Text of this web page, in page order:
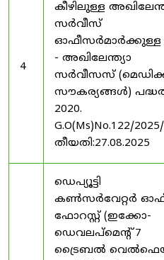
4
കീഴിലുള്ള
സർവീസ്
ഓഫീസർമാർക്കുള്ള
- അഖിലേന്ത്യാ
സർവീസസ്
സൗകര്യങ്ങൾ)
2020.
G.O(Ms)No.122/
തീയതി:27.08.2025
ഡെപ്യൂട്ടി
കൺസർവേറ്റർ
ഫോറസ്റ്റ് (ഇക്കോ-
ഡെവലപ്മെന്റ് 7
ട്രൈബൽ